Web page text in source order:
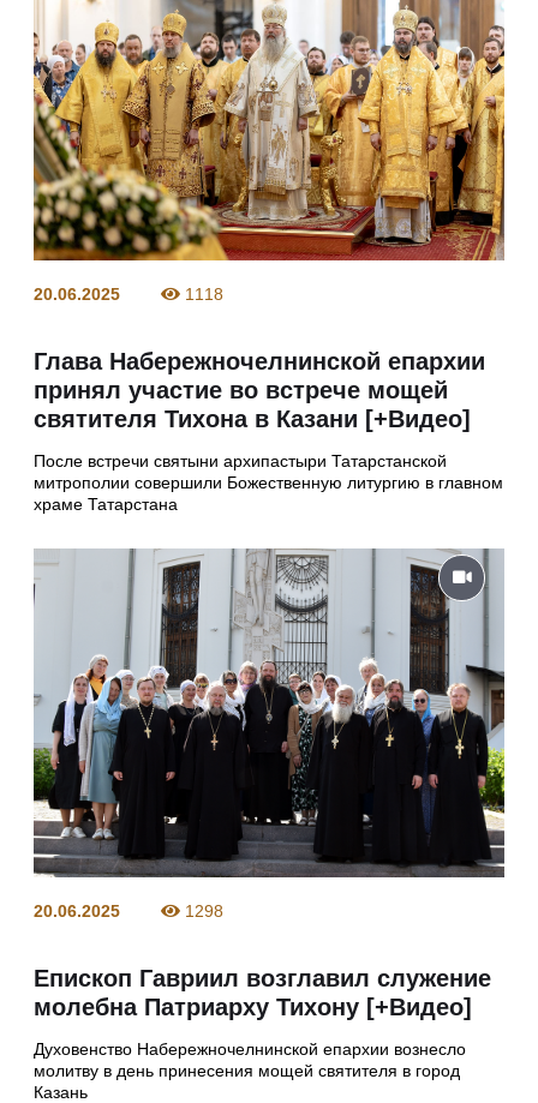
20.06.2025 1118
Глава Набережночелнинской епархии
принял участие во встрече мощей
святителя Тихона в Казани [+Видео]
После встречи святыни архипастыри Татарстанской
митрополии совершили Божественную литургию в главном
храме Татарстана
20.06.2025 1298
Епископ Гавриил возглавил служение
молебна Патриарху Тихону [+Видео]
Духовенство Набережночелнинской епархии вознесло
молитву в день принесения мощей святителя в город
Казань